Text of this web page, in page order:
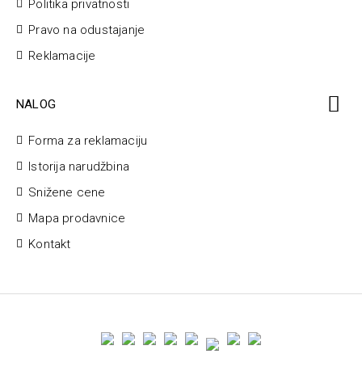
Politika privatnosti
Pravo na odustajanje
Reklamacije
NALOG
Forma za reklamaciju
Istorija narudžbina
Snižene cene
Mapa prodavnice
Kontakt